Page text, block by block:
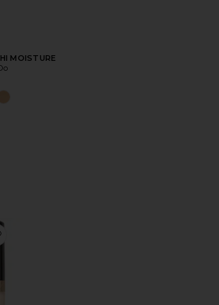
MOISTURE
КОНСИЛЕР BTW SUPER COVERAGE